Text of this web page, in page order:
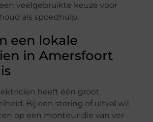
een veelgebruikte keuze voor
als spoedhulp.
een lokale
in Amersfoort
heeft één groot
Bij een storing of uitval wil
op een monteur die van ver